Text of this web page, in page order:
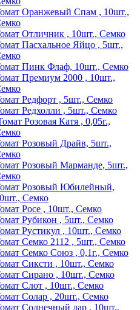
Оранжевый Спам , 10шт.,
Отличник , 10шт., Семко
Пасхальное Яйцо , 5шт.,
Пинк Флаф, 10шт., Семко
Премиум 2000 , 10шт.,
Редфорт , 5шт., Семко
Редхолли , 5шт., Семко
Розовая Катя , 0,05г.,
Розовый Драйв, 5шт.,
Розовый Марманде, 5шт.,
Розовый Юбилейный,
Семко
Росе , 10шт., Семко
Рубикон , 5шт., Семко
Рустикул , 10шт., Семко
Семко 2112 , 5шт., Семко
Семко Союз , 0,1г., Семко
Сиксти , 10шт., Семко
Сирано , 10шт., Семко
Слот , 10шт., Семко
Солар , 20шт., Семко
Солнечный дар , 10шт.,